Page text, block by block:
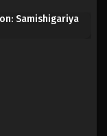
Samishigariya